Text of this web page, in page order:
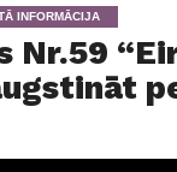
INFORMĀCIJA
Nr.59